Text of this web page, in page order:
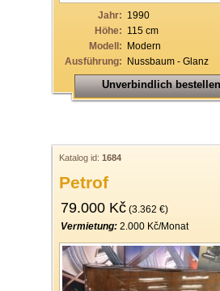
23
24
27
28
29
30
31
Jahr: 1990
Höhe: 115 cm
Modell: Modern
Ausführung: Nussbaum - Glanz
Unverbindlich
Katalog id: 1684
Petrof
79.000 Kč (3.362 €)
Vermietung: 2.000 Kč/Monat